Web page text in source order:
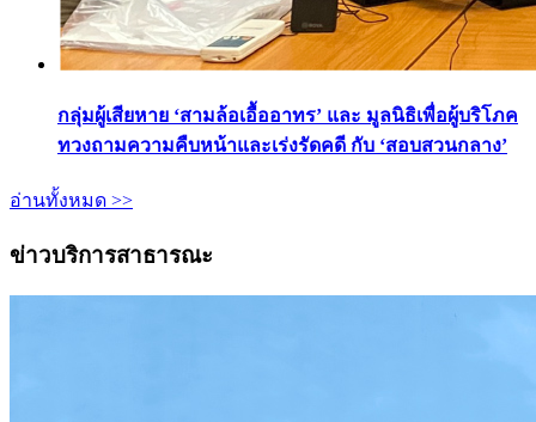
กลุ่มผู้เสียหาย ‘สามล้อเอื้ออาทร’ และ มูลนิธิเพื่อผู้บริโภค
ทวงถามความคืบหน้าและเร่งรัดคดี กับ ‘สอบสวนกลาง’
อ่านทั้งหมด >>
ข่าวบริการสาธารณะ